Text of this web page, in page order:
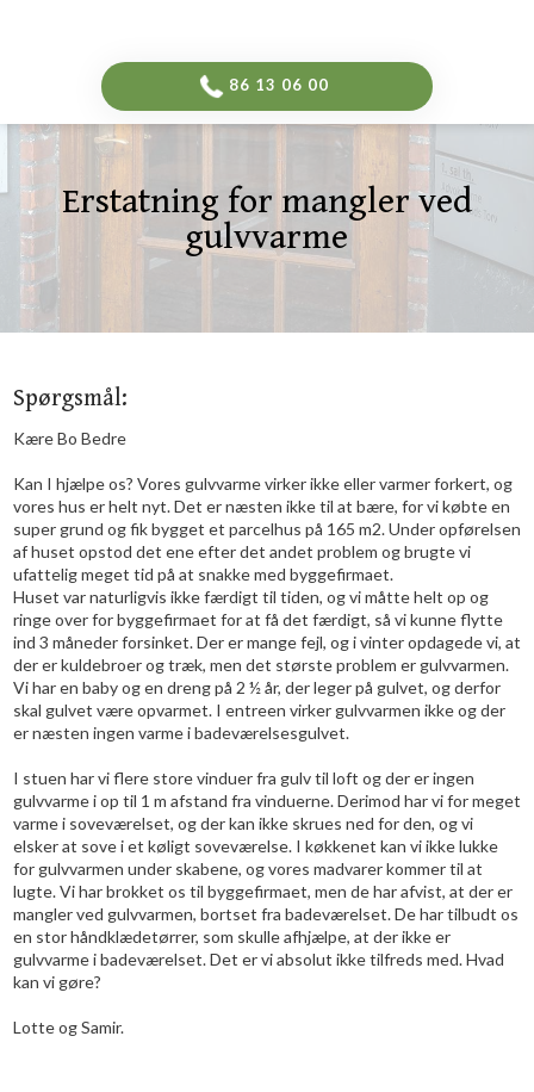
​86 13 06 00​
Erstatning for mangler ved
gulvvarme​
Spørgsmål:
Kære Bo Bedre
Kan I hjælpe os? Vores gulvvarme virker ikke eller varmer forkert, og
vores hus er helt nyt. Det er næsten ikke til at bære, for vi købte en
super grund og fik bygget et parcelhus på 165 m2. Under opførelsen
af huset opstod det ene efter det andet problem og brugte vi
ufattelig meget tid på at snakke med byggefirmaet.
Huset var naturligvis ikke færdigt til tiden, og vi måtte helt op og
ringe over for byggefirmaet for at få det færdigt, så vi kunne flytte
ind 3 måneder forsinket. Der er mange fejl, og i vinter opdagede vi, at
der er kuldebroer og træk, men det største problem er gulvvarmen.
Vi har en baby og en dreng på 2 ½ år, der leger på gulvet, og derfor
skal gulvet være opvarmet. I entreen virker gulvvarmen ikke og der
er næsten ingen varme i badeværelsesgulvet.
I stuen har vi flere store vinduer fra gulv til loft og der er ingen
gulvvarme i op til 1 m afstand fra vinduerne. Derimod har vi for meget
varme i soveværelset, og der kan ikke skrues ned for den, og vi
elsker at sove i et køligt soveværelse. I køkkenet kan vi ikke lukke
for gulvvarmen under skabene, og vores madvarer kommer til at
lugte. Vi har brokket os til byggefirmaet, men de har afvist, at der er
mangler ved gulvvarmen, bortset fra badeværelset. De har tilbudt os
en stor håndklædetørrer, som skulle afhjælpe, at der ikke er
gulvvarme i badeværelset. Det er vi absolut ikke tilfreds med. Hvad
kan vi gøre?
Lotte og Samir.